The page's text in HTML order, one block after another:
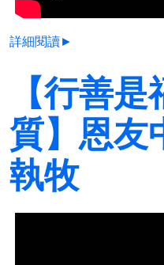
詳細閱讀►
【行善
質】恩友
執牧